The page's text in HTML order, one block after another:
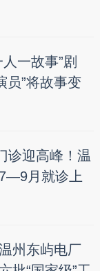
一故事”剧
员”将故事变
诊迎高峰！温
月就诊上
州东屿电厂